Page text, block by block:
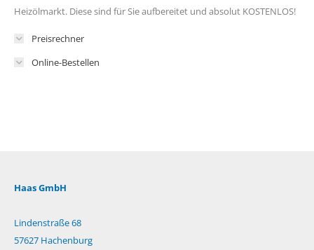
Heizölmarkt. Diese sind für Sie aufbereitet und absolut KOSTENLOS!
Preisrechner
Online-Bestellen
Haas GmbH
Lindenstraße 68
57627 Hachenburg